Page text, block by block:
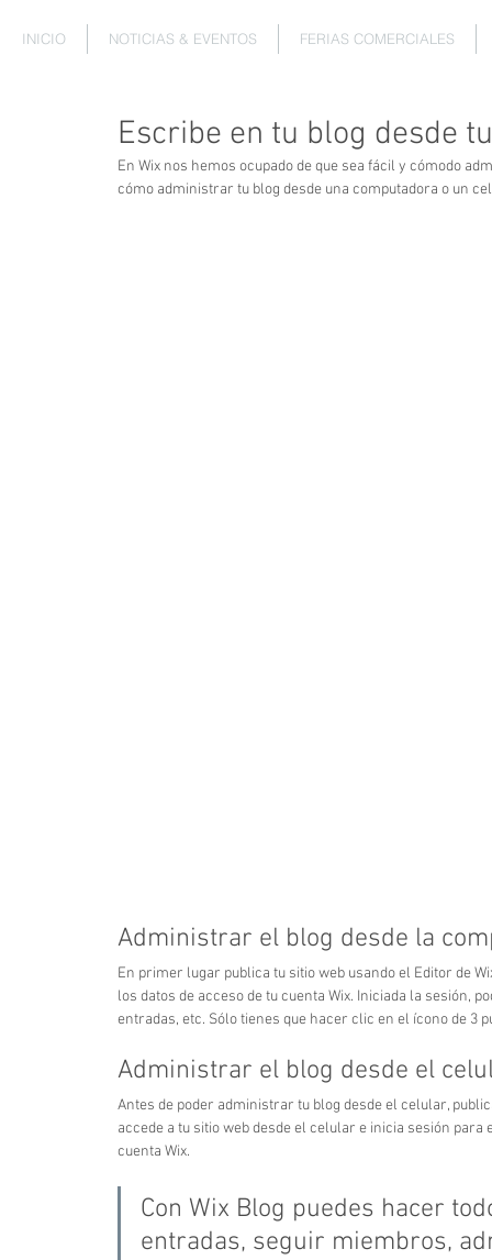
INICIO NOTICIAS & EVENTOS FERIAS COMERCIALES
Escribe en tu blog desde
En Wix nos hemos ocupado de que sea fácil y cómodo
cómo administrar tu blog desde una computadora o un
Administrar el blog desde la
En primer lugar publica tu sitio web usando el Editor de
los datos de acceso de tu cuenta Wix. Iniciada la
entradas, etc. Sólo tienes que hacer clic en el ícono de 3
Administrar el blog desde el
Antes de poder administrar tu blog desde el celular,
accede a tu sitio web desde el celular e inicia sesión
cuenta Wix.
Con Wix Blog puedes hacer
entradas, seguir miembros,